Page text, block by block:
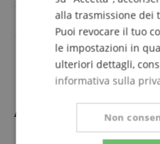
Pickups
Accessori
alla trasmissione dei
Puoi revocare il tuo
le impostazioni in
ulteriori dettagli,
informativa sulla
Non